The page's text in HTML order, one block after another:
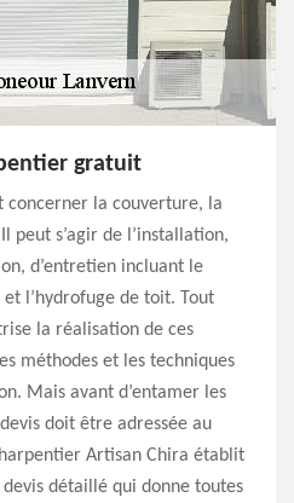
gratuit
concerner la couverture, la
peut s’agir de l’installation,
d’entretien incluant le
l’hydrofuge de toit. Tout
la réalisation de ces
méthodes et les techniques
Mais avant d’entamer les
doit être adressée au
Artisan Chira établit
détaillé qui donne toutes